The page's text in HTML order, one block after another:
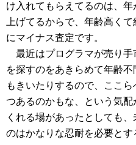
け入れてもらえてるのは、
上げてるからで、年齢高く
にマイナス査定です。
最近はプログラマが売り手
を探すのをあきらめて年齢
もきいたりするので、ここ
つあるのかもな、という気
くれる場があったとしても
のはかなりな忍耐を必要とす